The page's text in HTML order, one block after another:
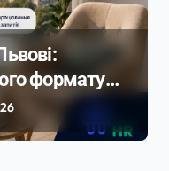
формату